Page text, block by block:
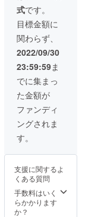
11月頃
を予定
してお
ります
インに
て対談
させて
いただ
くこと
を想定
りま
す。備
考欄に
ご希望
のお話
する
テーマ
ば、ぜ
ひご記
入くだ
さい。
い、は
るのぱ
せりさ
んが小
説を執
筆いた
しま
す。執
筆した
内容は
デジタ
ルデー
タに
て、
有いた
しま
す。具
体的な
ご希望
等がも
はPDF
をメー
ルにて
お届け
いたし
ます。
※イラス
ト制作
につい
ては個
別に
メール
にて調
ご相談
いただ
きま
す。作
成した
内容は
式です。
目標金額に
関わらず、
2022/09/30
23:59:59ま
でに集まっ
た金額が
ファンディ
ングされま
す。
支援に関するよ
くある質問
手数料はいく
らかかります
か？